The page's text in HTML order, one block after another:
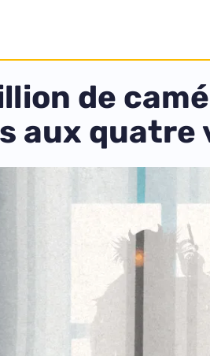
de
aux quatre